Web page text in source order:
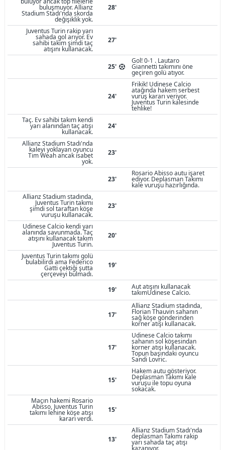
buluşmuyor. Allianz
Stadium Stadı'nda skorda
değişiklik yok.
28'
Juventus Turin rakip yarı
sahada gol arıyor. Ev
sahibi takım şimdi taç
atışını kullanacak.
27'
25'
Gol! 0-1 . Lautaro
Giannetti takımını öne
geçiren golü atıyor.
24'
Frikik! Udinese Calcio
atağında hakem serbest
vuruş kararı veriyor.
Juventus Turin kalesinde
tehlike!
Taç. Ev sahibi takım kendi
yarı alanından taç atışı
kullanacak.
24'
Allianz Stadium Stadı'nda
kaleyi yoklayan oyuncu
Tim Weah ancak isabet
yok.
23'
23'
Rosario Abisso autu işaret
ediyor. Deplasman Takımı
kale vuruşu hazırlığında.
Allianz Stadium stadında,
Juventus Turin takımı
şimdi sol taraftan köşe
vuruşu kullanacak.
23'
Udinese Calcio kendi yarı
alanında savunmada. Taç
atışını kullanacak takım
Juventus Turin.
20'
Juventus Turin takımı golü
bulabilirdi ama Federico
Gatti çektiği şutta
çerçeveyi bulmadı.
19'
19' Aut atışını kullanacak
takımUdinese Calcio.
17'
Allianz Stadium stadında,
Florian Thauvin sahanın
sağ köşe gönderinden
korner atışı kullanacak.
17'
Udinese Calcio takımı
sahanın sol köşesindan
korner atışı kullanacak.
Topun başındaki oyuncu
Sandi Lovric.
15'
Hakem autu gösteriyor.
Deplasman Takımı kale
vuruşu ile topu oyuna
sokacak.
Maçın hakemi Rosario
Abisso, Juventus Turin
takımı lehine köşe atışı
kararı verdi.
15'
13'
Allianz Stadium Stadı'nda
deplasman Takımı rakip
yarı sahada taç atışı
kazanıyor.